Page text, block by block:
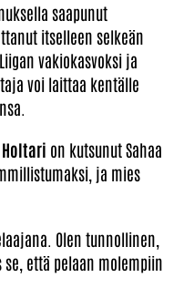
saapunut
itselleen selkeän
vakiokasvoksi ja
voi laittaa kentälle
on kutsunut Sahaa
ja mies
Olen tunnollinen,
että pelaan molempiin